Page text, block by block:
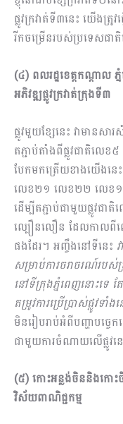
ផ្លូវក្រវាត់ទី៣នេះ យើងត្រូវ
រីកចម្រើនរបស់ប្រទេសជាតិទ
(៤) ពលរដ្ឋខេត្តកណ្តា
អភិវឌ្ឍផ្លូវក្រវាត់ក្រុងទី៣
ផ្លូវមួយខ្សែនេះ វាមានស
តភ្ជាប់តាំងពីផ្លូវជាតិល
បែកមកត្រើយខាងយើងនេ
លេខ២១ លេខ២២ លេខ១
ដើម្បីតភ្ជាប់ជាមួយផ្លូវជា
ល្បឿនលឿន ដែលកាលពីព
ផងដែរ។ អញ្ចឹងនៅទីនេះ
សម្រាប់ការចរាចរណ៍របស់
នៅទីក្រុងភ្នំពេញនោះទេ
តម្រូវការប្រើប្រាស់ផ្លូវ
មិនរៀបរាប់អំពីបញ្ហាបច្ចេ
ជាមួយការចំណាយលើផ្លូវន
(៥) កោះអន្លង់ចិននិងកោះចិ
វិស័យពាណិជ្ជកម្ម